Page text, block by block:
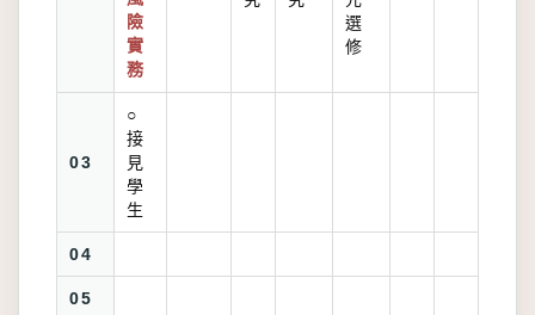
險
實
務
選
修
03
○
接
見
學
生
04
05